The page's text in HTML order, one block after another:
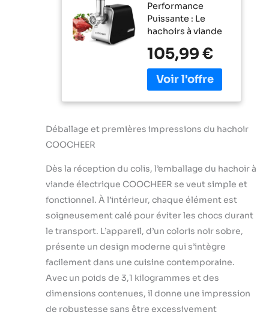
Électrique
2000W,
Multifonction
avec 3 Disques
de Broyage,
Accessoire à
Saucisses,
Pâtisserie
Performance
Puissante : Le
hachoirs à viande
moteur de 2000W
de puissance
maximale (500W
nominale) pour un
rapide.
hachoir électrique
ne traite pas
seulement la
viande (par
exemple, viande
hachée, boulettes
de viande) mais
convient
légumes, aux fruits
et à la fabrication
de saucisses
105,99 €
Déballage et premières impressions du hachoir
COOCHEER
Dès la réception du colis, l’emballage du hachoir à
viande électrique COOCHEER se veut simple et
fonctionnel. À l’intérieur, chaque élément est
soigneusement calé pour éviter les chocs durant
le transport. L’appareil, d’un coloris noir sobre,
présente un design moderne qui s’intègre
facilement dans une cuisine contemporaine.
Avec un poids de 3,1 kilogrammes et des
dimensions contenues, il donne une impression
de robustesse sans être excessivement